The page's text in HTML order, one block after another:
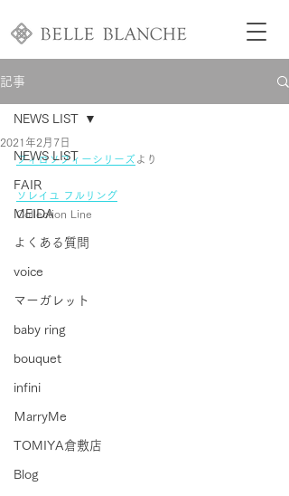
記事
NEWS LIST
FAIR
MEIDA
よくある質問
voice
マーガレット
baby ring
bouquet
infini
ＭarryMe
TOMIYA倉敷店
Blog
NEWS LIST
2021年2月7日
フィロソフィーシリーズより
ソレイユ フルリング
Collection Line